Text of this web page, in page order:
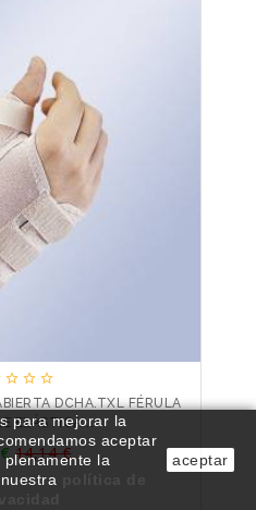
  
DCHA.TXL FÉRULA
ELÁSTICA...
Precio
Precio
base
14,14 €
para mejorar la
aceptar
la
aceptar